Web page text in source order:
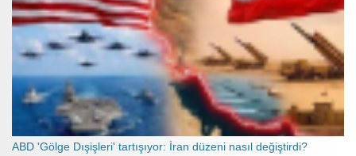
ABD 'Gölge Dışişleri' tartışıyor: İran düzeni nasıl değiştirdi?